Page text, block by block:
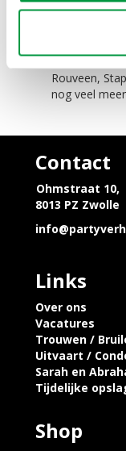
Steenwijk, 't
Lemelerveld,
Rouveen,
nog veel
Contact
Ohmstraat 10,
8013 PZ Zwolle
Links
Over ons
Vacatures
Trouwen /
Uitvaart /
Sarah en
Tijdelijke
Shop